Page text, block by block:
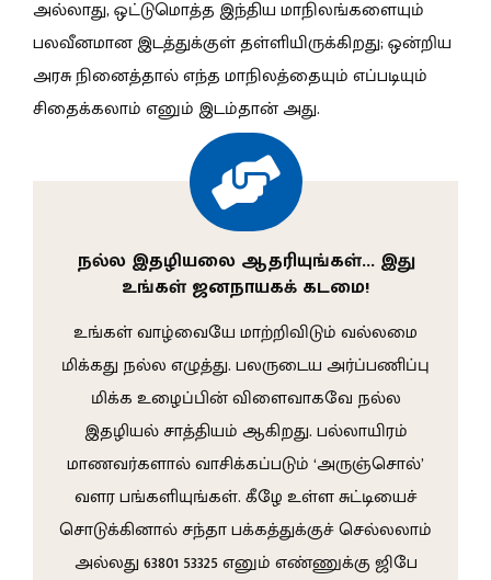
அல்லாது, ஒட்டுமொத்த இந்திய மாநிலங்களையும்
பலவீனமான இடத்துக்குள் தள்ளியிருக்கிறது; ஒன்றிய
அரசு நினைத்தால் எந்த மாநிலத்தையும் எப்படியும்
சிதைக்கலாம் எனும் இடம்தான் அது.
நல்ல இதழியலை ஆதரியுங்கள்… இது
உங்கள் ஜனநாயகக் கடமை!
உங்கள் வாழ்வையே மாற்றிவிடும் வல்லமை
மிக்கது நல்ல எழுத்து. பலருடைய அர்ப்பணிப்பு
மிக்க உழைப்பின் விளைவாகவே நல்ல
இதழியல் சாத்தியம் ஆகிறது. பல்லாயிரம்
மாணவர்களால் வாசிக்கப்படும் ‘அருஞ்சொல்’
வளர பங்களியுங்கள். கீழே உள்ள சுட்டியைச்
சொடுக்கினால் சந்தா பக்கத்துக்குச் செல்லலாம்
அல்லது 63801 53325 எனும் எண்ணுக்கு ஜிபே